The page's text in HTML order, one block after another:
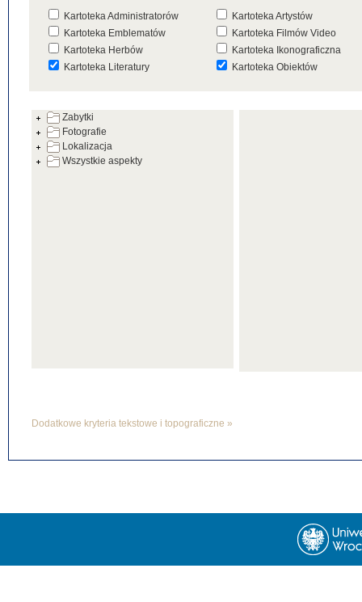
Kartoteka Administratorów
Kartoteka Artystów
Kartoteka Emblematów
Kartoteka Filmów Video
Kartoteka Herbów
Kartoteka Ikonograficzna
Kartoteka Literatury
Kartoteka Obiektów
Kartoteka Warsztatów
Kartoteka Zabytków
Zabytki
Fotografie
Lokalizacja
Wszystkie aspekty
Dodatkowe kryteria tekstowe i topograficzne »